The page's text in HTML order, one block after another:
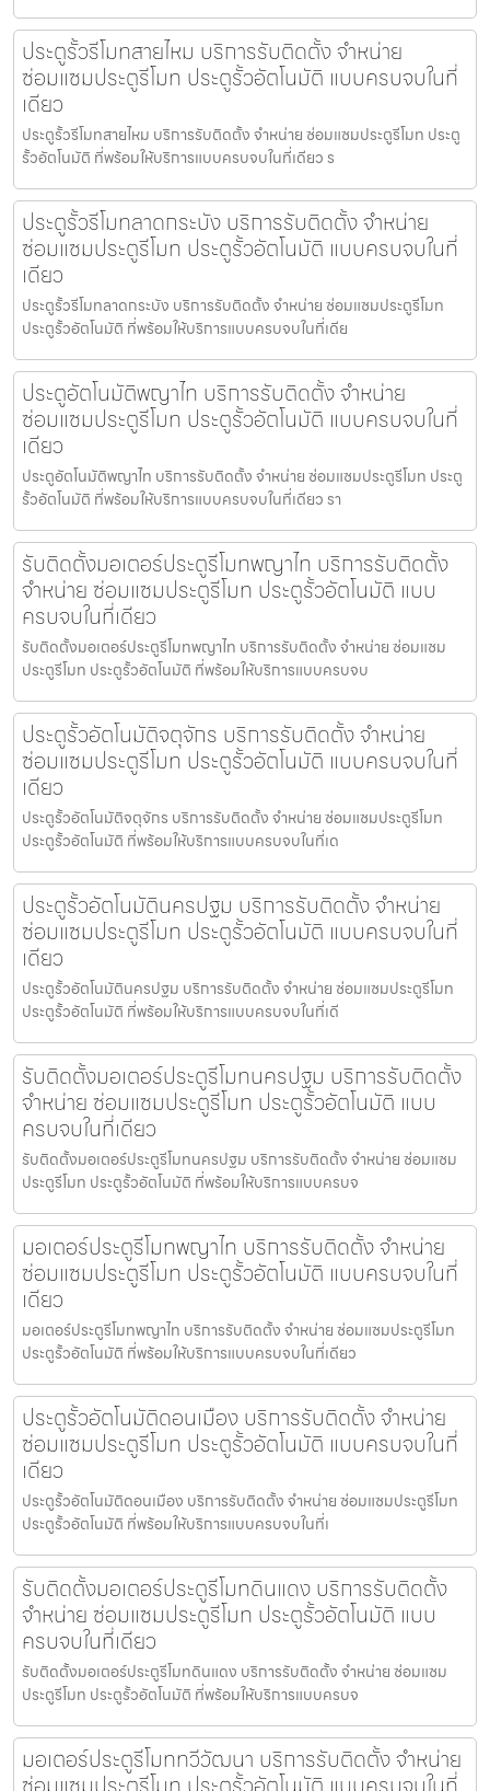
ประตูรั้วรีโมทสายไหม บริการรับติดตั้ง จำหน่าย
ซ่อมแซมประตูรีโมท ประตูรั้วอัตโนมัติ แบบครบจบในที่
เดียว
ประตูรั้วรีโมทสายไหม บริการรับติดตั้ง จำหน่าย ซ่อมแซมประตูรีโมท ประตู
รั้วอัตโนมัติ ที่พร้อมให้บริการแบบครบจบในที่เดียว ร
ประตูรั้วรีโมทลาดกระบัง บริการรับติดตั้ง จำหน่าย
ซ่อมแซมประตูรีโมท ประตูรั้วอัตโนมัติ แบบครบจบในที่
เดียว
ประตูรั้วรีโมทลาดกระบัง บริการรับติดตั้ง จำหน่าย ซ่อมแซมประตูรีโมท
ประตูรั้วอัตโนมัติ ที่พร้อมให้บริการแบบครบจบในที่เดีย
ประตูอัตโนมัติพญาไท บริการรับติดตั้ง จำหน่าย
ซ่อมแซมประตูรีโมท ประตูรั้วอัตโนมัติ แบบครบจบในที่
เดียว
ประตูอัตโนมัติพญาไท บริการรับติดตั้ง จำหน่าย ซ่อมแซมประตูรีโมท ประตู
รั้วอัตโนมัติ ที่พร้อมให้บริการแบบครบจบในที่เดียว รา
รับติดตั้งมอเตอร์ประตูรีโมทพญาไท บริการรับติดตั้ง
จำหน่าย ซ่อมแซมประตูรีโมท ประตูรั้วอัตโนมัติ แบบ
ครบจบในที่เดียว
รับติดตั้งมอเตอร์ประตูรีโมทพญาไท บริการรับติดตั้ง จำหน่าย ซ่อมแซม
ประตูรีโมท ประตูรั้วอัตโนมัติ ที่พร้อมให้บริการแบบครบจบ
ประตูรั้วอัตโนมัติจตุจักร บริการรับติดตั้ง จำหน่าย
ซ่อมแซมประตูรีโมท ประตูรั้วอัตโนมัติ แบบครบจบในที่
เดียว
ประตูรั้วอัตโนมัติจตุจักร บริการรับติดตั้ง จำหน่าย ซ่อมแซมประตูรีโมท
ประตูรั้วอัตโนมัติ ที่พร้อมให้บริการแบบครบจบในที่เด
ประตูรั้วอัตโนมัตินครปฐม บริการรับติดตั้ง จำหน่าย
ซ่อมแซมประตูรีโมท ประตูรั้วอัตโนมัติ แบบครบจบในที่
เดียว
ประตูรั้วอัตโนมัตินครปฐม บริการรับติดตั้ง จำหน่าย ซ่อมแซมประตูรีโมท
ประตูรั้วอัตโนมัติ ที่พร้อมให้บริการแบบครบจบในที่เดี
รับติดตั้งมอเตอร์ประตูรีโมทนครปฐม บริการรับติดตั้ง
จำหน่าย ซ่อมแซมประตูรีโมท ประตูรั้วอัตโนมัติ แบบ
ครบจบในที่เดียว
รับติดตั้งมอเตอร์ประตูรีโมทนครปฐม บริการรับติดตั้ง จำหน่าย ซ่อมแซม
ประตูรีโมท ประตูรั้วอัตโนมัติ ที่พร้อมให้บริการแบบครบจ
มอเตอร์ประตูรีโมทพญาไท บริการรับติดตั้ง จำหน่าย
ซ่อมแซมประตูรีโมท ประตูรั้วอัตโนมัติ แบบครบจบในที่
เดียว
มอเตอร์ประตูรีโมทพญาไท บริการรับติดตั้ง จำหน่าย ซ่อมแซมประตูรีโมท
ประตูรั้วอัตโนมัติ ที่พร้อมให้บริการแบบครบจบในที่เดียว
ประตูรั้วอัตโนมัติดอนเมือง บริการรับติดตั้ง จำหน่าย
ซ่อมแซมประตูรีโมท ประตูรั้วอัตโนมัติ แบบครบจบในที่
เดียว
ประตูรั้วอัตโนมัติดอนเมือง บริการรับติดตั้ง จำหน่าย ซ่อมแซมประตูรีโมท
ประตูรั้วอัตโนมัติ ที่พร้อมให้บริการแบบครบจบในที่เ
รับติดตั้งมอเตอร์ประตูรีโมทดินแดง บริการรับติดตั้ง
จำหน่าย ซ่อมแซมประตูรีโมท ประตูรั้วอัตโนมัติ แบบ
ครบจบในที่เดียว
รับติดตั้งมอเตอร์ประตูรีโมทดินแดง บริการรับติดตั้ง จำหน่าย ซ่อมแซม
ประตูรีโมท ประตูรั้วอัตโนมัติ ที่พร้อมให้บริการแบบครบจ
มอเตอร์ประตูรีโมททวีวัฒนา บริการรับติดตั้ง จำหน่าย